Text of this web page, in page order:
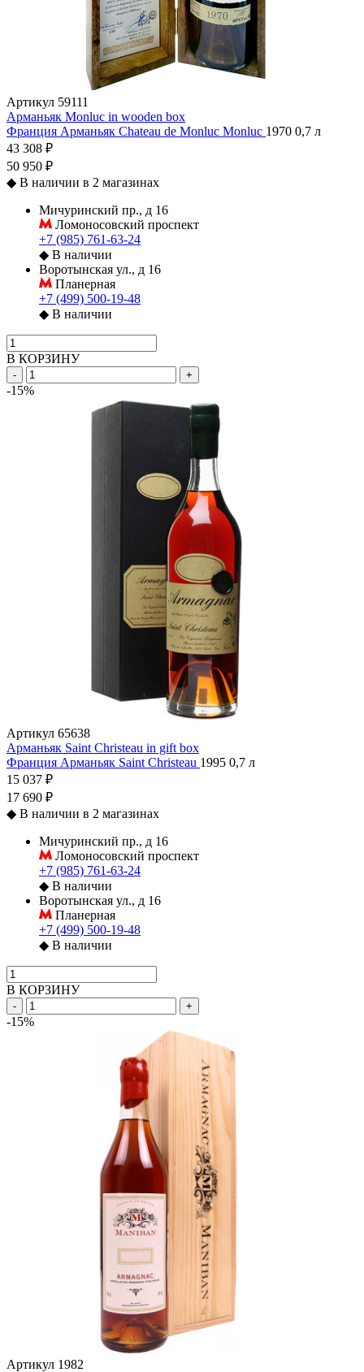
Артикул 59111
Арманьяк Monluc in wooden box
Франция Арманьяк Chateau de Monluc Monluc 1970 0,7 л
43 308 ₽
50 950 ₽
◆ В наличии в 2 магазинах
Мичуринский пр., д 16
Ломоносовский проспект
+7 (985) 761-63-24
◆ В наличии
Воротынская ул., д 16
Планерная
+7 (499) 500-19-48
◆ В наличии
В КОРЗИНУ
- +
-15%
Артикул 65638
Арманьяк Saint Christeau in gift box
Франция Арманьяк Saint Christeau 1995 0,7 л
15 037 ₽
17 690 ₽
◆ В наличии в 2 магазинах
Мичуринский пр., д 16
Ломоносовский проспект
+7 (985) 761-63-24
◆ В наличии
Воротынская ул., д 16
Планерная
+7 (499) 500-19-48
◆ В наличии
В КОРЗИНУ
- +
-15%
Артикул 1982